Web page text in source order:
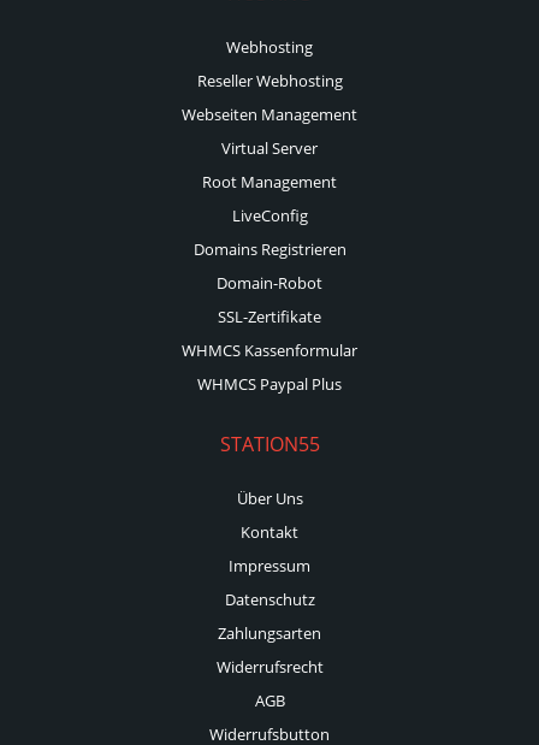
Webhosting
Reseller Webhosting
Webseiten Management
Virtual Server
Root Management
LiveConfig
Domains Registrieren
Domain-Robot
SSL-Zertifikate
WHMCS Kassenformular
WHMCS Paypal Plus
STATION55
Über Uns
Kontakt
Impressum
Datenschutz
Zahlungsarten
Widerrufsrecht
AGB
Widerrufsbutton